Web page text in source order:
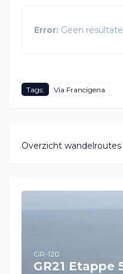
Error: Geen
Tags: Via Francigena
Overzicht wandelroutes
GR-120
GR21 Etappe